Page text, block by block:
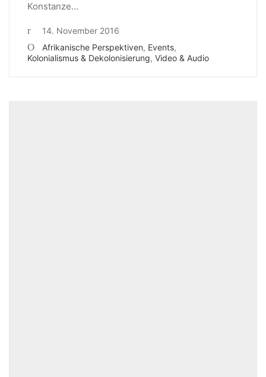
Konstanze…
14. November 2016
Afrikanische Perspektiven, Events,
Kolonialismus & Dekolonisierung, Video & Audio